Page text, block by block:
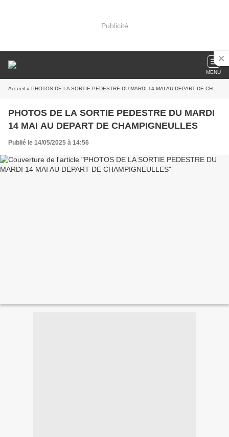
Publicité
MENU
Accueil » PHOTOS DE LA SORTIE PEDESTRE DU MARDI 14 MAI AU DEPART DE CHAMPIGNEULLES
PHOTOS DE LA SORTIE PEDESTRE DU MARDI
14 MAI AU DEPART DE CHAMPIGNEULLES
Publié le 14/05/2025 à 14:56